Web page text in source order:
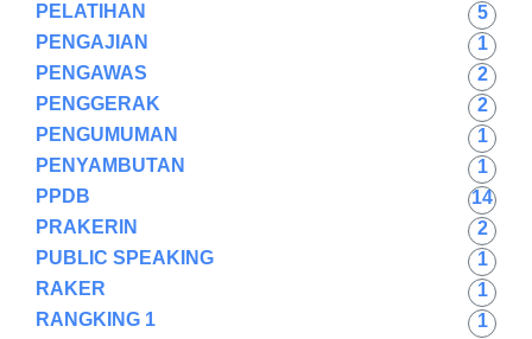
PELATIHAN
5
PENGAJIAN
1
PENGAWAS
2
PENGGERAK
2
PENGUMUMAN
1
PENYAMBUTAN
1
PPDB
14
PRAKERIN
2
PUBLIC SPEAKING
1
RAKER
1
RANGKING 1
1